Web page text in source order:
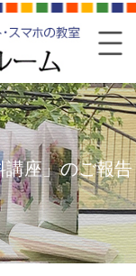
講座」のご報告